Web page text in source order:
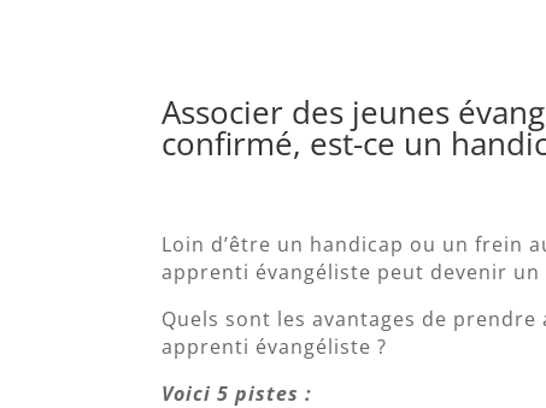
Associer des jeunes
confirmé, est-ce un
Loin d’être un handicap ou un frein
apprenti évangéliste peut devenir
Quels sont les avantages de
apprenti évangéliste ?
Voici 5 pistes :